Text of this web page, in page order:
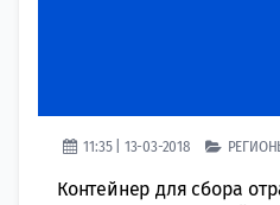
11:35 | 13-03-2018
Контейнер для сбора